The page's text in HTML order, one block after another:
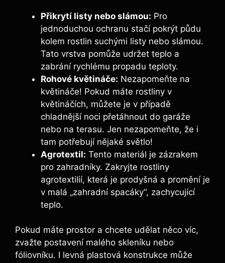
Přikrytí listy nebo slámou: Pro
jednoduchou ochranu stačí pokrýt ‍půdu
kolem rostlin suchými⁤ listy⁤ nebo slámou.
‍Tato vrstva pomůže udržet‍ teplo a
zabrání rychlému propadu teploty.
Rohové květináče: Nezapomeňte na
květináče! Pokud​ máte rostliny v
květináčích, můžete ​je v případě
chladnější noci ⁤přetáhnout do garáže
nebo⁢ na‌ terasu. Jen nezapomeňte, že i
tam potřebují ⁢nějaké světlo!
Agrotextil: Tento materiál je zázrakem
pro zahradníky. Zakryjte rostliny
agrotextilií,⁣ která je prodyšná a ‌promění ⁣je
v ⁣malá „zahradní spacáky“, zachycující
teplo.
Pokud máte prostor a chcete udělat‌ něco víc,
zvažte postavení⁢ malého skleníku nebo⁣
fóliovníku. ⁢I levná plastová konstrukce může